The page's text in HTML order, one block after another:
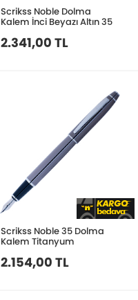
Scrikss Noble Dolma
Kalem İnci Beyazı Altın 35
2.341,00 TL
Scrikss Noble 35 Dolma
Kalem Titanyum
2.154,00 TL